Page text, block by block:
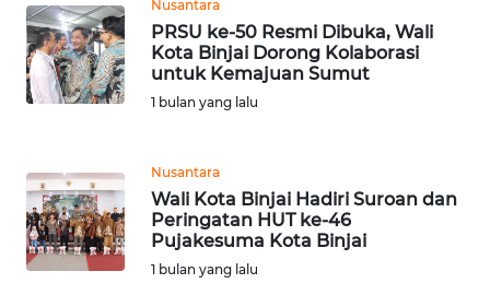
Nusantara
PRSU ke-50 Resmi Dibuka, Wali
Kota Binjai Dorong Kolaborasi
untuk Kemajuan Sumut
1 bulan yang lalu
Nusantara
Wali Kota Binjai Hadiri Suroan dan
Peringatan HUT ke-46
Pujakesuma Kota Binjai
1 bulan yang lalu
WN
KEPRI
WN
PAPUA
WN
PAPUA
BARAT
WN